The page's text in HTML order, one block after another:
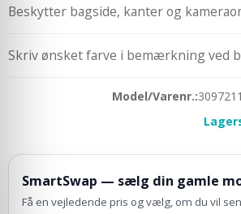
Beskytter bagside, kanter og
Skriv ønsket farve i bemærkning ved
Model/Varenr.:3097211
SmartSwap — sælg din gamle
Få en vejledende pris og vælg, om du vil